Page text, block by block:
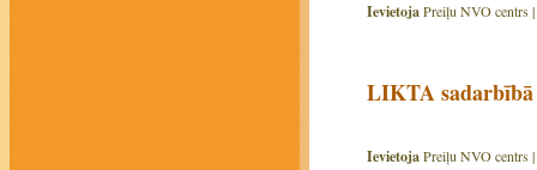
IevietojaPreiļu NVO centrs |
LIKTA sadarbībā
IevietojaPreiļu NVO centrs |